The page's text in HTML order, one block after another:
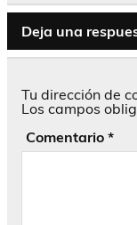
Deja una
Tu dirección de
Los campos
Comentario *